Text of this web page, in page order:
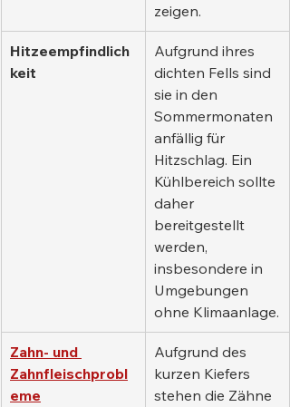
zeigen.
Hitzeempfindlich
keit
Aufgrund ihres
dichten Fells sind
sie in den
Sommermonaten
anfällig für
Hitzschlag. Ein
Kühlbereich sollte
daher
bereitgestellt
werden,
insbesondere in
Umgebungen
ohne Klimaanlage.
Zahn- und
Zahnfleischprobl
eme
Aufgrund des
kurzen Kiefers
stehen die Zähne